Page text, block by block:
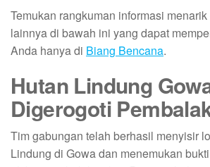
Temukan rangkuman informasi
lainnya di bawah ini yang dapat
Anda hanya di Biang Bencana.
Hutan Lindung
Digerogoti
Tim gabungan telah berhasil menyisir
Lindung di Gowa dan menemukan